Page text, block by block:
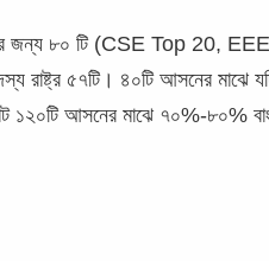
জন্য ৮০ টি (CSE Top 20,
রাষ্ট্র ৫৭টি। ৪০টি আসনের মাঝে
আসনের মাঝে ৭০%-৮০%